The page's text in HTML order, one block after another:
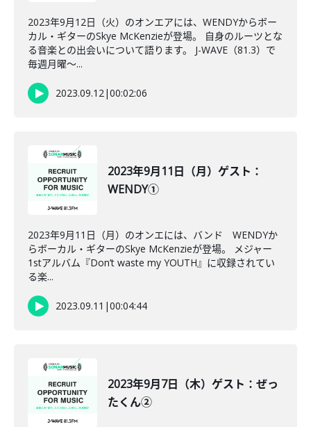
2023年9月12日（火）のオンエアには、WENDYからボー
カル・ギターのSkye McKenzieが登場。 自身のルーツとな
る音楽との出会いについて語ります。 J-WAVE（81.3）で
毎週月曜～...
2023.09.12|00:02:06
2023年9月11日（月）ゲスト：
WENDY①
2023年9月11日（月）のオンエには、バンド WENDYか
らボーカル・ギターのSkye McKenzieが登場。 メジャー
1stアルバム『Don’t waste my YOUTH』に収録されてい
る楽...
2023.09.11 |00:04:44
2023年9月7日（木）ゲスト：ぜっ
たくん②